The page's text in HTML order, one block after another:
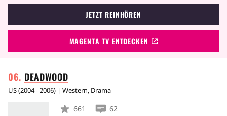
JETZT REINHÖREN
MAGENTA TV ENTDECKEN
DEADWOOD
US(2004 - 2006) | Western, Drama
661 62